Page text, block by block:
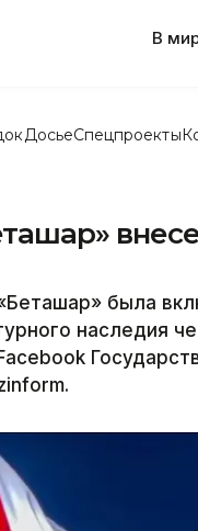
В
ДосьеСпецпроекты
была
наследия